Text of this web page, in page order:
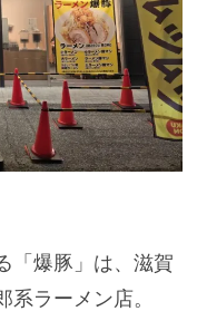
「爆豚」は、滋賀
ラーメン店。